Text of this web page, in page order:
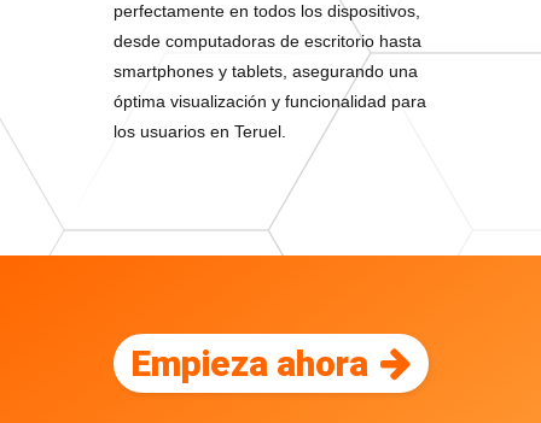
perfectamente en todos los dispositivos,
desde computadoras de escritorio hasta
smartphones y tablets, asegurando una
óptima visualización y funcionalidad para
los usuarios en Teruel.
Empieza ahora